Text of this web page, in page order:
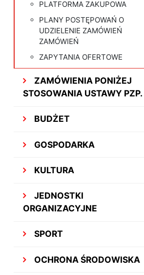
PLATFORMA ZAKUPOWA
PLANY POSTĘPOWAŃ O
UDZIELENIE ZAMÓWIEŃ
ZAMÓWIEŃ
ZAPYTANIA OFERTOWE
ZAMÓWIENIA PONIŻEJ
STOSOWANIA USTAWY PZP.
BUDŻET
GOSPODARKA
KULTURA
JEDNOSTKI
ORGANIZACYJNE
SPORT
OCHRONA ŚRODOWISKA